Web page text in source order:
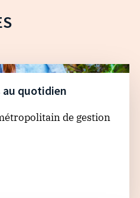
au quotidien
de gestion